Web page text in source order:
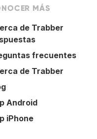
MÁS
de Trabber
frecuentes
de Trabber
Android
iPhone